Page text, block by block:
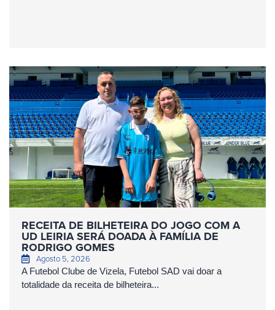
RECEITA DE BILHETEIRA DO JOGO COM A
UD LEIRIA SERÁ DOADA À FAMÍLIA DE
RODRIGO GOMES
Agosto 5, 2026
A Futebol Clube de Vizela, Futebol SAD vai doar a
totalidade da receita de bilheteira...